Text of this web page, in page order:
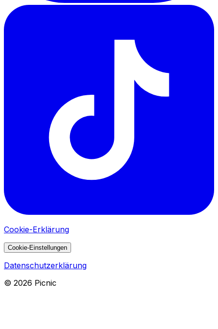
Cookie-Erklärung
Cookie-Einstellungen
Datenschutzerklärung
© 2026 Picnic